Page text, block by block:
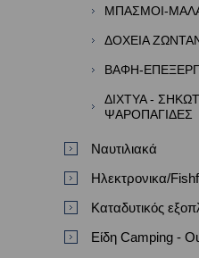
ΜΠΑΣΜΟΙ-
ΔΟΧΕΙΑ
ΒΑΦΗ-
ΔΙΧΤΥΑ -
ΨΑΡΟΠΑΓΙΔΕΣ
Ναυτιλιακά
Ηλεκτρονικα/
Καταδυτικός
Είδη Camping -